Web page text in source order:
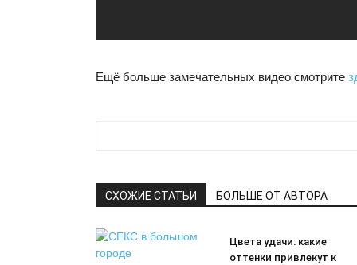
Ещё больше замечательных видео смотрите
СХОЖИЕ СТАТЬИ БОЛЬШЕ ОТ АВТОРА
Цвета удачи: какие
оттенки привлекут к